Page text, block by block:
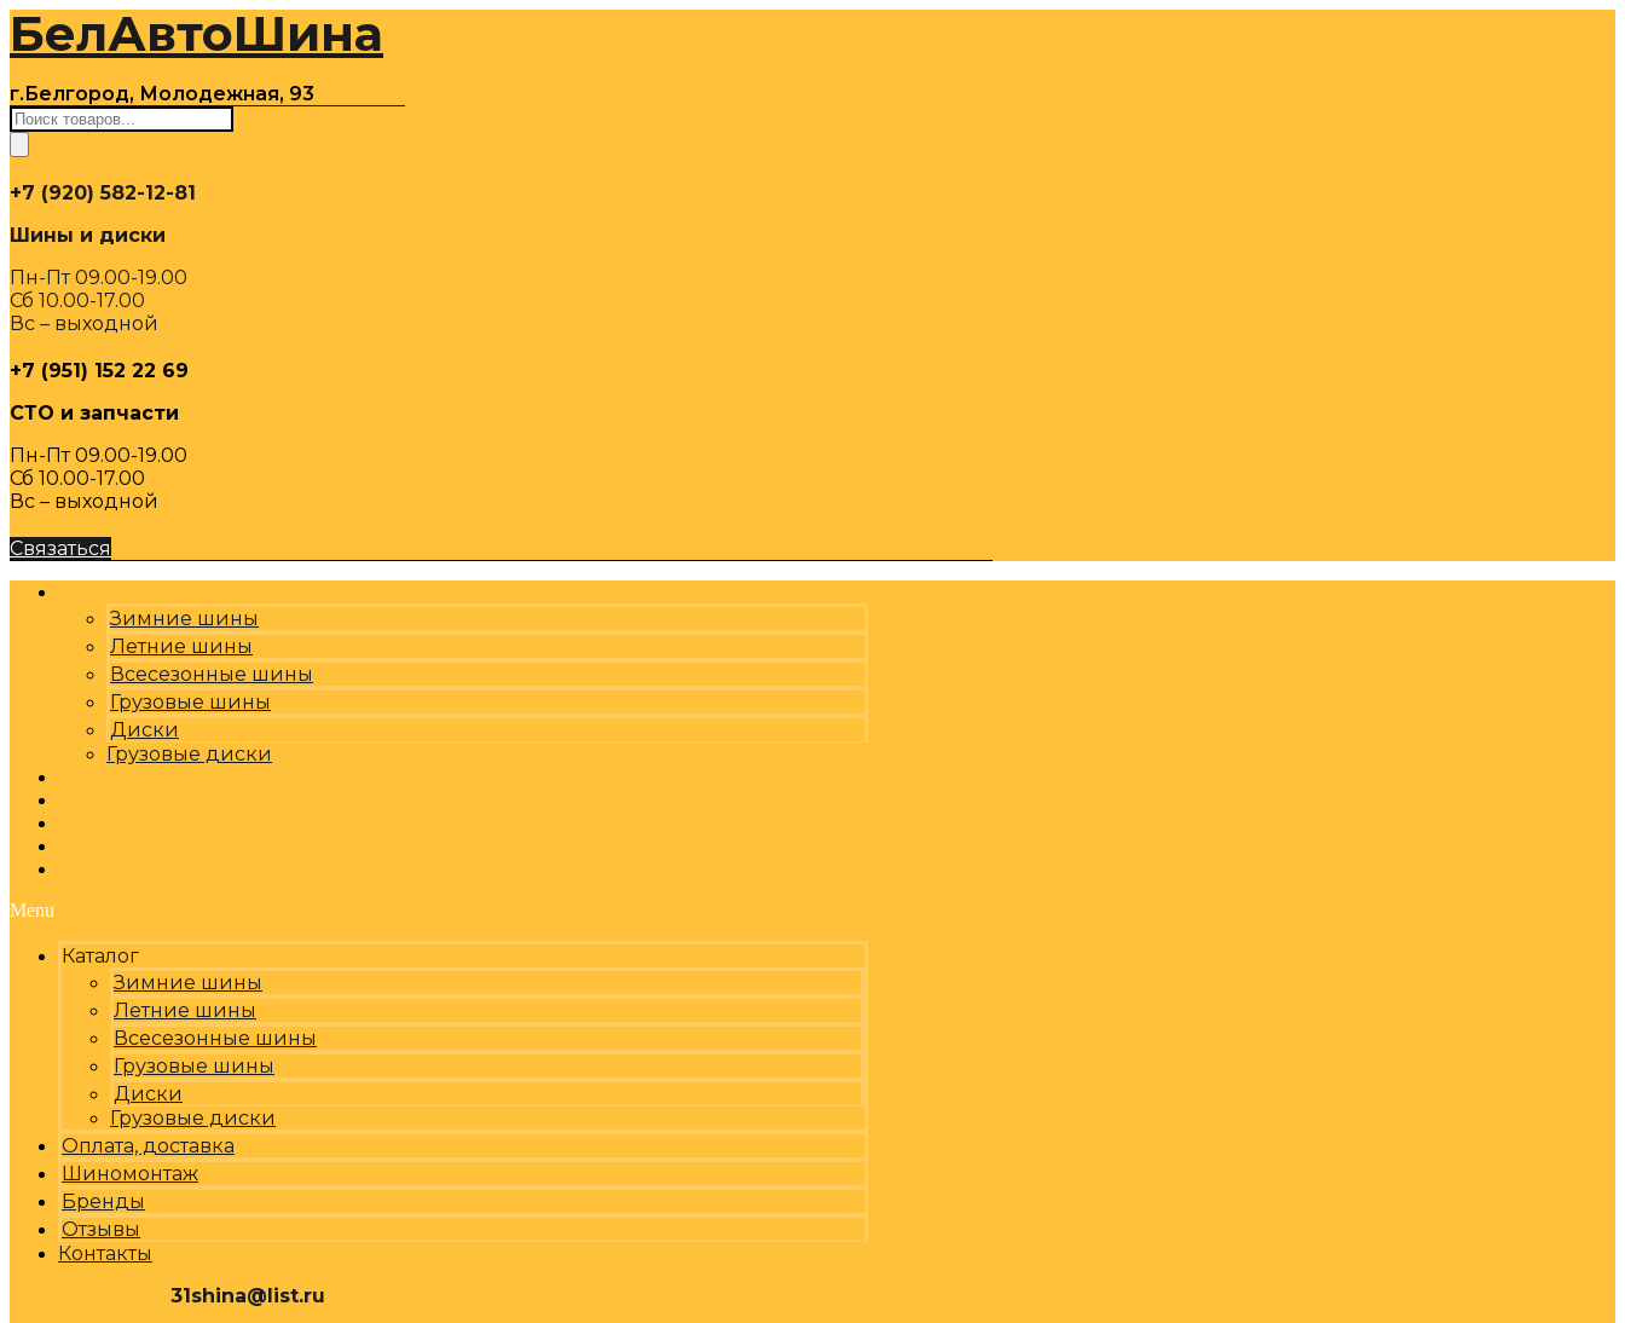
Перейти
содержимому
БелАвтоШина
г.Белгород, Молодежная, 93
Поиск
товаров
+7 (920) 582-12-81
Шины и диски
Пн-Пт 09.00-19.00
Сб 10.00-17.00
Вс – выходной
+7 (951) 152 22 69
СТО и запчасти
Пн-Пт 09.00-19.00
Сб 10.00-17.00
Вс – выходной
Связаться
Зимние шины
Летние шины
Всесезонные шины
Грузовые шины
Диски
Грузовые диски
Menu
Каталог
Зимние шины
Летние шины
Всесезонные шины
Грузовые шины
Диски
Грузовые диски
Оплата, доставка
Шиномонтаж
Бренды
Отзывы
Контакты
31shina@list.ru